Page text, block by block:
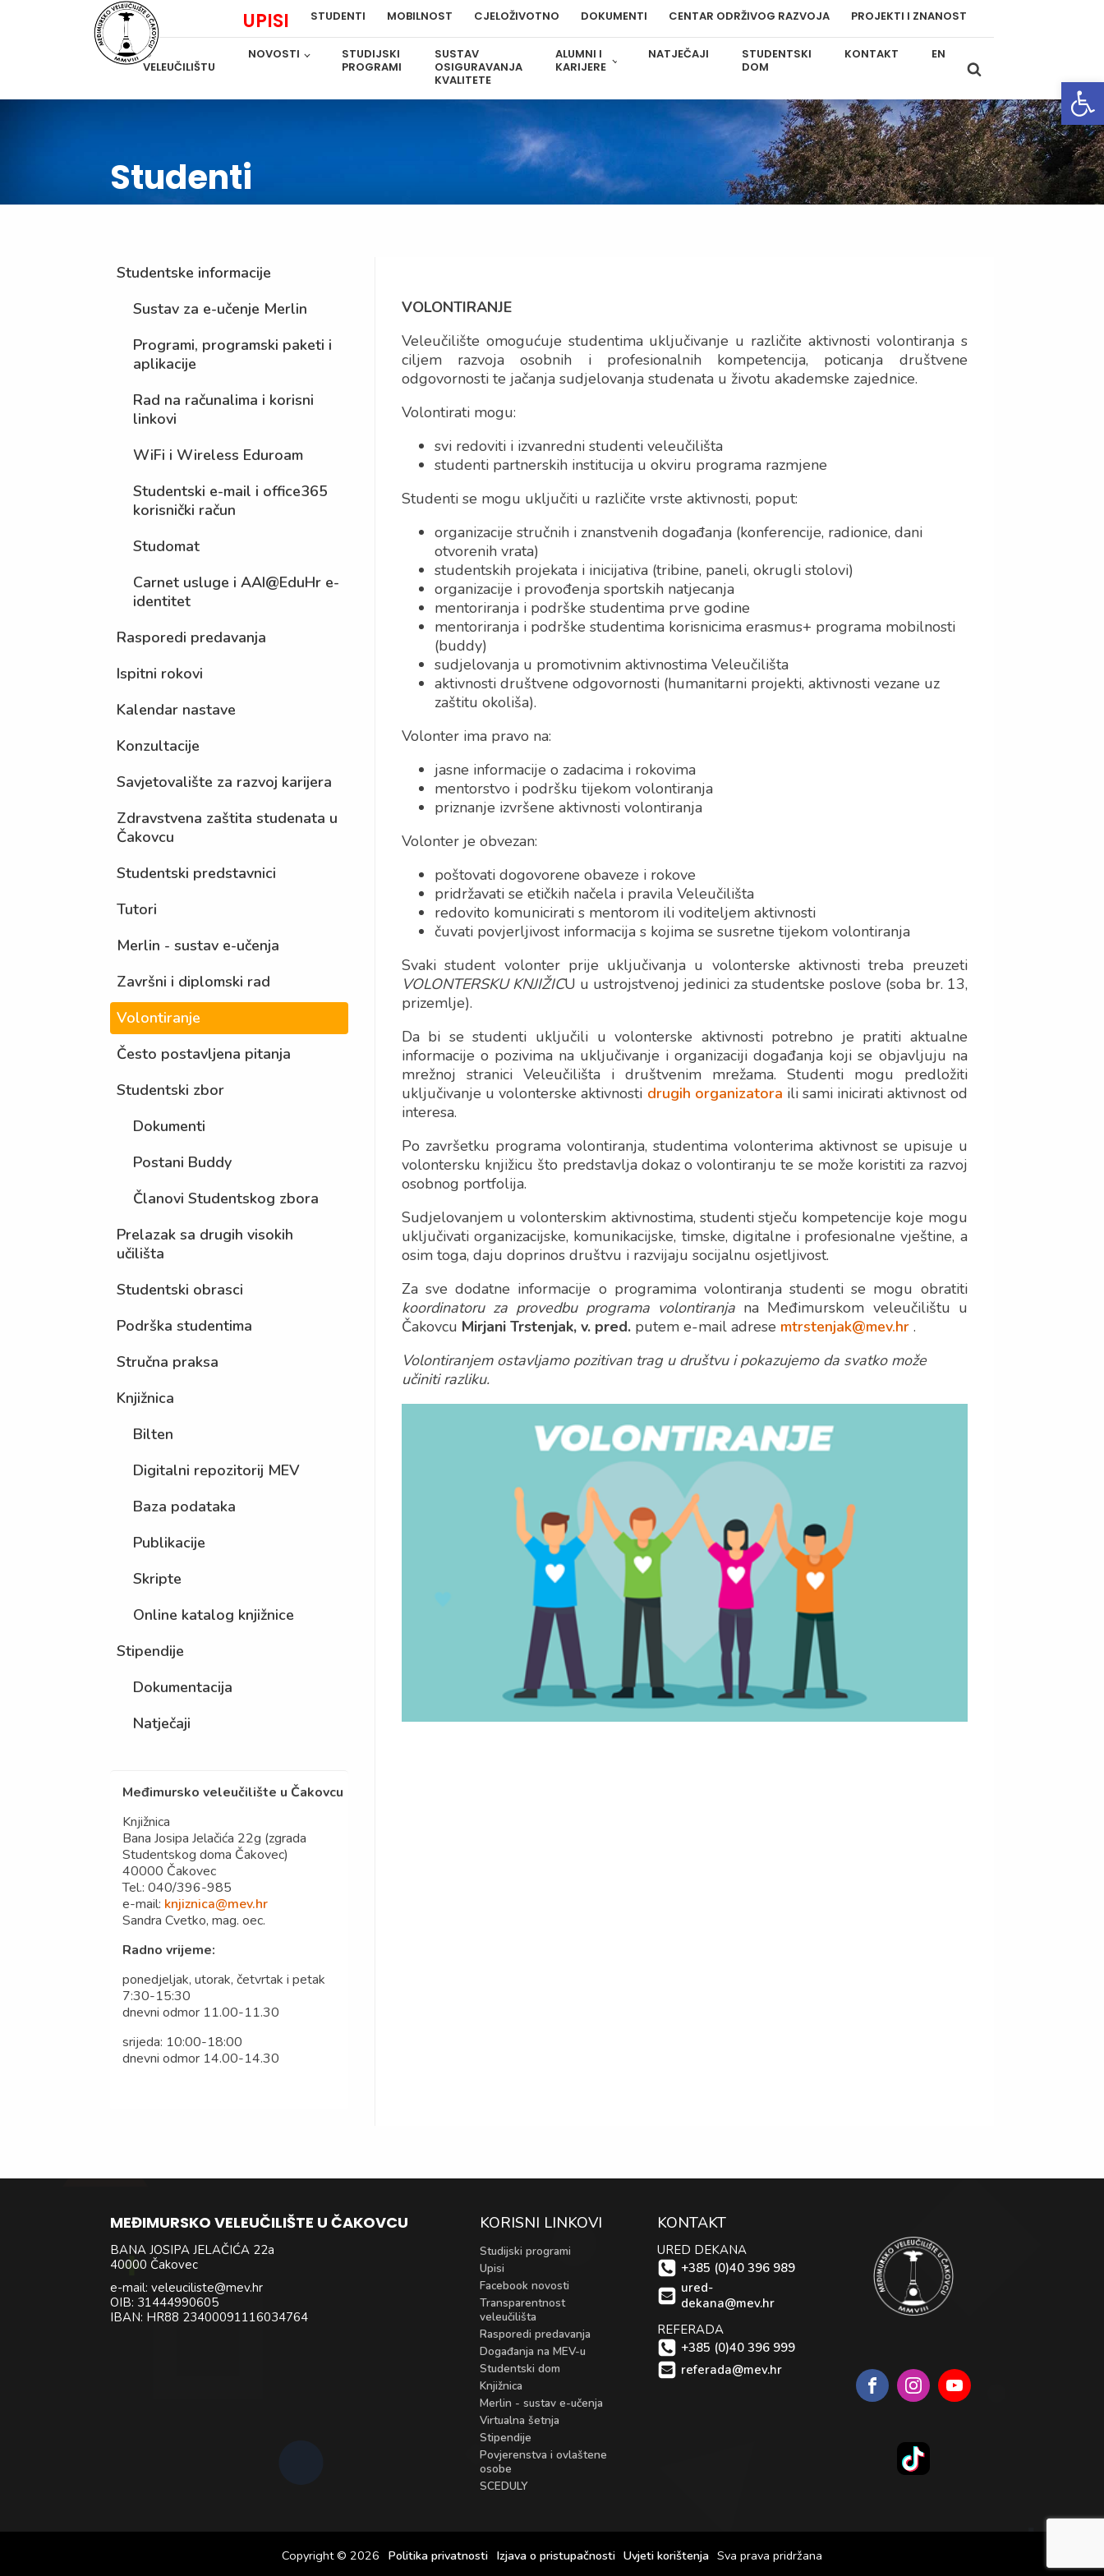
UPISI STUDENTI MOBILNOST CJELOŽIVOTNO DOKUMENTI CENTAR ODRŽIVOG RAZVOJA PROJEKTI I ZNANOST
O
VELEUČILIŠTU
NOVOSTI
STUDIJSKI
PROGRAMI
SUSTAV
OSIGURAVANJA
KVALITETE
ALUMNI I
KARIJERE
NATJEČAJI
STUDENTSKI
DOM
KONTAKT EN
Studenti
Studentske informacije
Sustav za e-učenje Merlin
Programi, programski paketi i
aplikacije
Rad na računalima i korisni
linkovi
WiFi i Wireless Eduroam
Studentski e-mail i office365
korisnički račun
Studomat
Carnet usluge i AAI@EduHr e-
identitet
Rasporedi predavanja
Ispitni rokovi
Kalendar nastave
Konzultacije
Savjetovalište za razvoj karijera
Zdravstvena zaštita studenata u
Čakovcu
Studentski predstavnici
Tutori
Merlin - sustav e-učenja
Završni i diplomski rad
Volontiranje
Često postavljena pitanja
Studentski zbor
Dokumenti
Postani Buddy
Članovi Studentskog zbora
Prelazak sa drugih visokih
učilišta
Studentski obrasci
Podrška studentima
Stručna praksa
Knjižnica
Bilten
Digitalni repozitorij MEV
Baza podataka
Publikacije
Skripte
Online katalog knjižnice
Stipendije
Dokumentacija
Natječaji
Međimursko veleučilište u Čakovcu
Knjižnica
Bana Josipa Jelačića 22g (zgrada
Studentskog doma Čakovec)
40000 Čakovec
Tel.: 040/396-985
e-mail: knjiznica@mev.hr
Sandra Cvetko, mag. oec.
Radno vrijeme:
ponedjeljak, utorak, četvrtak i petak
7:30-15:30
dnevni odmor 11.00-11.30
srijeda: 10:00-18:00
dnevni odmor 14.00-14.30
VOLONTIRANJE
Veleučilište omogućuje studentima uključivanje u različite aktivnosti volontiranja s
ciljem razvoja osobnih i profesionalnih kompetencija, poticanja društvene
odgovornosti te jačanja sudjelovanja studenata u životu akademske zajednice.
Volontirati mogu:
svi redoviti i izvanredni studenti veleučilišta
studenti partnerskih institucija u okviru programa razmjene
Studenti se mogu uključiti u različite vrste aktivnosti, poput:
organizacije stručnih i znanstvenih događanja (konferencije, radionice, dani
otvorenih vrata)
studentskih projekata i inicijativa (tribine, paneli, okrugli stolovi)
organizacije i provođenja sportskih natjecanja
mentoriranja i podrške studentima prve godine
mentoriranja i podrške studentima korisnicima erasmus+ programa mobilnosti
(buddy)
sudjelovanja u promotivnim aktivnostima Veleučilišta
aktivnosti društvene odgovornosti (humanitarni projekti, aktivnosti vezane uz
zaštitu okoliša).
Volonter ima pravo na:
jasne informacije o zadacima i rokovima
mentorstvo i podršku tijekom volontiranja
priznanje izvršene aktivnosti volontiranja
Volonter je obvezan:
poštovati dogovorene obaveze i rokove
pridržavati se etičkih načela i pravila Veleučilišta
redovito komunicirati s mentorom ili voditeljem aktivnosti
čuvati povjerljivost informacija s kojima se susretne tijekom volontiranja
Svaki student volonter prije uključivanja u volonterske aktivnosti treba preuzeti
VOLONTERSKU KNJIŽICU u ustrojstvenoj jedinici za studentske poslove (soba br. 13,
prizemlje).
Da bi se studenti uključili u volonterske aktivnosti potrebno je pratiti aktualne
informacije o pozivima na uključivanje i organizaciji događanja koji se objavljuju na
mrežnoj stranici Veleučilišta i društvenim mrežama. Studenti mogu predložiti
uključivanje u volonterske aktivnosti drugih organizatora ili sami inicirati aktivnost od
interesa.
Po završetku programa volontiranja, studentima volonterima aktivnost se upisuje u
volontersku knjižicu što predstavlja dokaz o volontiranju te se može koristiti za razvoj
osobnog portfolija.
Sudjelovanjem u volonterskim aktivnostima, studenti stječu kompetencije koje mogu
uključivati organizacijske, komunikacijske, timske, digitalne i profesionalne vještine, a
osim toga, daju doprinos društvu i razvijaju socijalnu osjetljivost.
Za sve dodatne informacije o programima volontiranja studenti se mogu obratiti
koordinatoru za provedbu programa volontiranja na Međimurskom veleučilištu u
Čakovcu Mirjani Trstenjak, v. pred.putem e-mail adrese mtrstenjak@mev.hr.
Volontiranjem ostavljamo pozitivan trag u društvu i pokazujemo da svatko može
učiniti razliku.
MEĐIMURSKO VELEUČILIŠTE U ČAKOVCU
BANA JOSIPA JELAČIĆA 22a
40000 Čakovec
e-mail: veleuciliste@mev.hr
OIB: 31444990605
IBAN: HR88 23400091116034764
KORISNI LINKOVI
Studijski programi
Upisi
Facebook novosti
Transparentnost
veleučilišta
Rasporedi predavanja
Događanja na MEV-u
Studentski dom
Knjižnica
Merlin - sustav e-učenja
Virtualna šetnja
Stipendije
Povjerenstva i ovlaštene
osobe
SCEDULY
KONTAKT
URED DEKANA
+385 (0)40 396 989
ured-
dekana@mev.hr
REFERADA
+385 (0)40 396 999
referada@mev.hr
Copyright © 2026 Politika privatnosti Izjava o pristupačnosti Uvjeti korištenja Sva prava pridržana